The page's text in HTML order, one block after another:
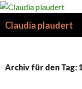
Claudia plaudert
Archiv für den Tag: